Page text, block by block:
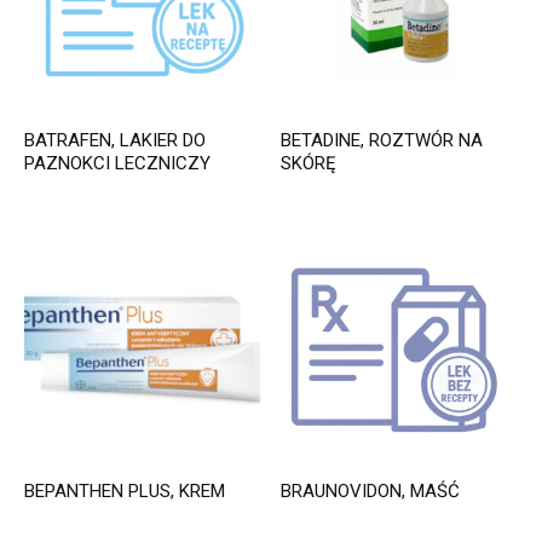
BATRAFEN, LAKIER DO
PAZNOKCI LECZNICZY
BETADINE, ROZTWÓR NA
SKÓRĘ
BEPANTHEN PLUS, KREM BRAUNOVIDON, MAŚĆ